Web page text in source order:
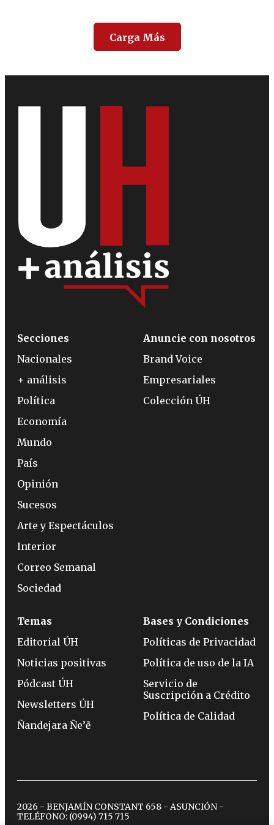
Carga Más
Secciones
Nacionales
+ análisis
Política
Economía
Mundo
País
Opinión
Sucesos
Arte y Espectáculos
Interior
Correo Semanal
Sociedad
Anuncie con nosotros
Brand Voice
Empresariales
Colección ÚH
Temas
Editorial ÚH
Noticias positivas
Pódcast ÚH
Newsletters ÚH
Ñandejara Ñe’ẽ
Bases y Condiciones
Políticas de Privacidad
Política de uso de la IA
Servicio de
Suscripción a Crédito
Política de Calidad
2026 - BENJAMÍN CONSTANT 658 - ASUNCIÓN -
TELÉFONO: (0994) 715 715